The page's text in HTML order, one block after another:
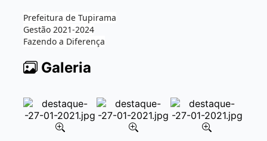
Prefeitura de Tupirama
Gestão 2021-2024
Fazendo a Diferença
Galeria